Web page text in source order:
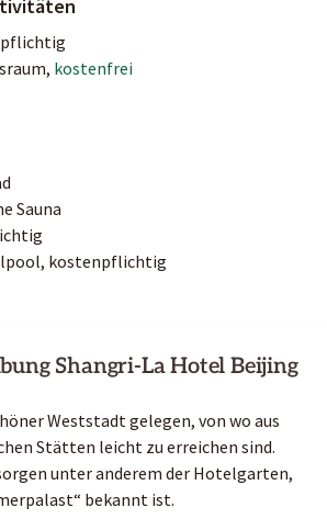
kostenfrei
Sauna
kostenpflichtig
Shangri-La Hotel Beijing
Weststadt gelegen, von wo aus
Stätten leicht zu erreichen sind.
unter anderem der Hotelgarten,
bekannt ist.